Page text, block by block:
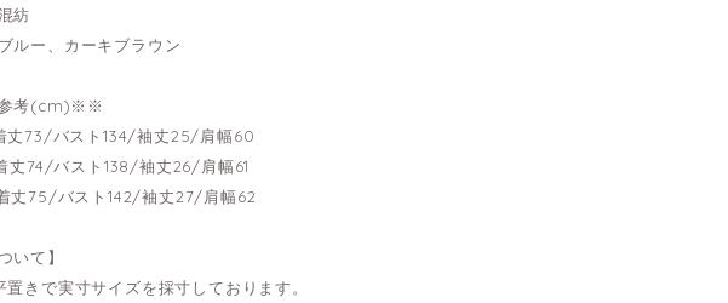
紡
ルー、カーキブラウン
考(cm)※※
73/バスト134/袖丈25/肩幅60
74/バスト138/袖丈26/肩幅61
丈75/バスト142/袖丈27/肩幅62
いて】
きで実寸サイズを採寸しております。